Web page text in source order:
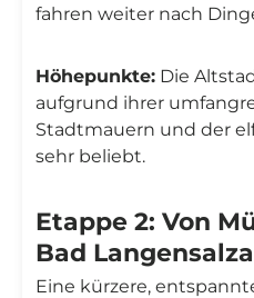
fahren weiter nach
Höhepunkte: Die
aufgrund ihrer
Stadtmauern und der
sehr beliebt.
Etappe 2: Von
Bad
Eine kürzere,